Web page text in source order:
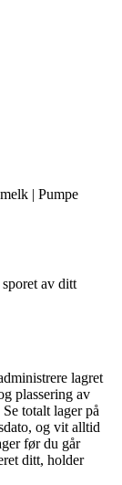
| Pumpe
av ditt
lagret
plassering av
totalt lager på
og vit alltid
før du går
ditt, holder